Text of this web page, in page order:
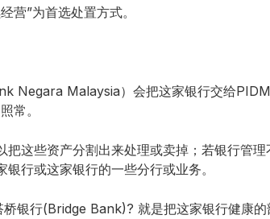
营”为首选处置方式。
Negara Malaysia）会把这家银行交给
常。
把这些资产分割出来处理或卖掉；若银行管
行或这家银行的一些分行或业务。
银行(Bridge Bank)? 就是把这家银行健康